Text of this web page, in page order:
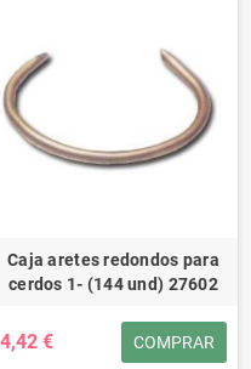
Caja aretes redondos para
cerdos 1- (144 und) 27602
4,42 € COMPRAR